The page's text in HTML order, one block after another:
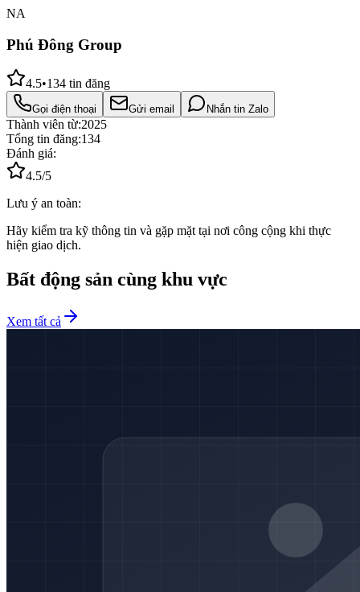
NA
Phú Đông Group
4.5•134 tin đăng
Gọi điện thoại Gửi email Nhắn tin Zalo
Thành viên từ:2025
Tổng tin đăng:134
Đánh giá:
4.5/5
Lưu ý an toàn:
Hãy kiểm tra kỹ thông tin và gặp mặt tại nơi công cộng khi thực
hiện giao dịch.
Bất động sản cùng khu vực
Xem tất cả